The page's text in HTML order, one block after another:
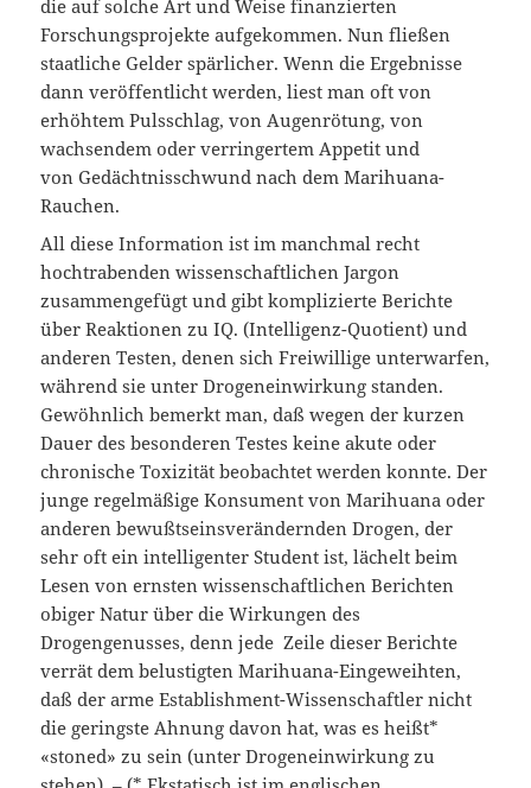
die auf solche Art und Weise finanzierten
Forschungsprojekte aufgekommen. Nun fließen
staatliche Gelder spärlicher. Wenn die Ergebnisse
dann veröffentlicht werden, liest man oft von
erhöhtem Pulsschlag, von Augenrötung, von
wachsendem oder verringertem Appetit und
von Gedächtnisschwund nach dem Marihuana-
Rauchen.
All diese Information ist im manchmal recht
hochtrabenden wissenschaftlichen Jargon
zusammengefügt und gibt komplizierte Berichte
über Reaktionen zu IQ. (Intelligenz-Quotient) und
anderen Testen, denen sich Freiwillige unterwarfen,
während sie unter Drogeneinwirkung standen.
Gewöhnlich bemerkt man, daß wegen der kurzen
Dauer des besonderen Testes keine akute oder
chronische Toxizität beobachtet werden konnte. Der
junge regelmäßige Konsument von Marihuana oder
anderen bewußtseinsverändernden Drogen, der
sehr oft ein intelligenter Student ist, lächelt beim
Lesen von ernsten wissenschaftlichen Berichten
obiger Natur über die Wirkungen des
Drogengenusses, denn jede Zeile dieser Berichte
verrät dem belustigten Marihuana-Eingeweihten,
daß der arme Establishment-Wissenschaftler nicht
die geringste Ahnung davon hat, was es heißt*
«stoned» zu sein (unter Drogeneinwirkung zu